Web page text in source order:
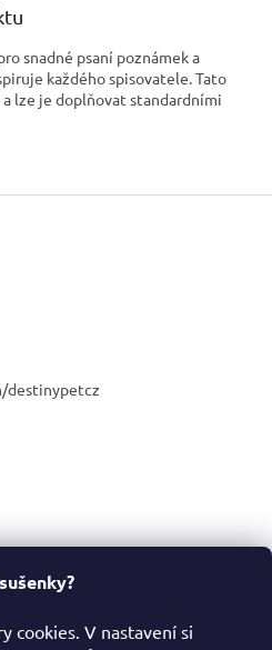
cookies. V nastavení si
snadné psaní poznámek a
každého spisovatele. Tato
lze je doplňovat standardními
destinypetcz